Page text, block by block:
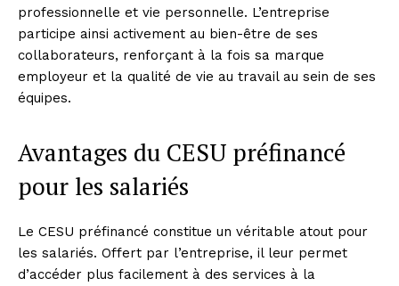
professionnelle et vie personnelle. L’entreprise
participe ainsi activement au bien-être de ses
collaborateurs, renforçant à la fois sa marque
employeur et la qualité de vie au travail au sein de ses
équipes.
Avantages du CESU préfinancé
pour les salariés
Le CESU préfinancé constitue un véritable atout pour
les salariés. Offert par l’entreprise, il leur permet
d’accéder plus facilement à des services à la